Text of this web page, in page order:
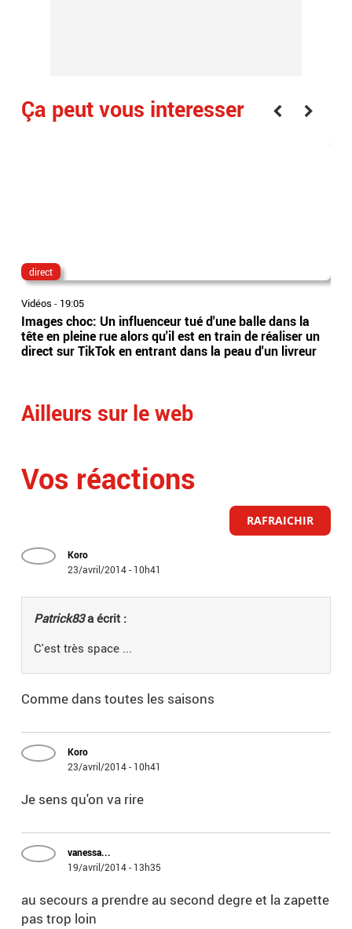
Ça peut vous interesser
direct
Vidéos - 19:05
Images choc: Un influenceur tué d'une balle dans la
tête en pleine rue alors qu'il est en train de réaliser un
direct sur TikTok en entrant dans la peau d'un livreur
Ailleurs sur le web
Vos réactions
RAFRAICHIR
Koro
23/avril/2014 - 10h41
Patrick83a écrit :
C'est très space ...
Comme dans toutes les saisons
Koro
23/avril/2014 - 10h41
Je sens qu'on va rire
vanessa...
19/avril/2014 - 13h35
au secours a prendre au second degre et la zapette
pas trop loin